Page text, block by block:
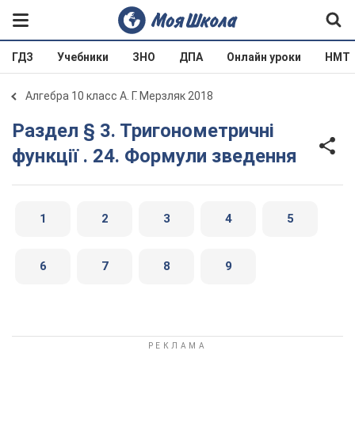
ГДЗ Учебники ЗНО ДПА Онлайн уроки НМТ
Алгебра 10 класс А. Г. Мерзляк 2018
Раздел § 3. Тригонометричні
функції . 24. Формули зведення
1 2 3 4 5
6 7 8 9